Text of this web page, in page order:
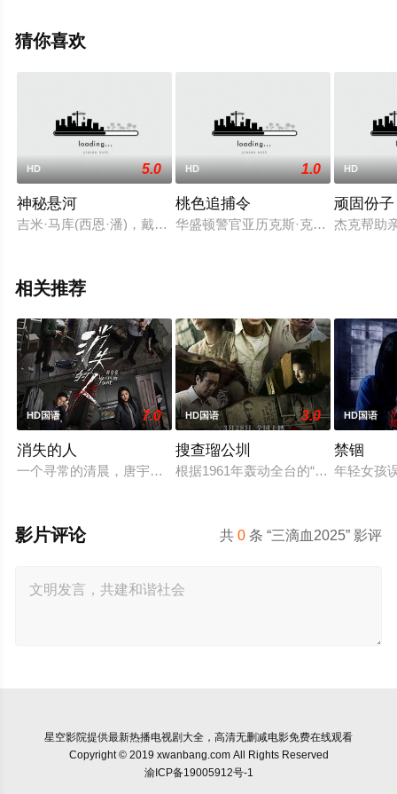
大全就上星空电影网，更多相关信息可移步至豆瓣电影、
猜你喜欢
HD 5.0
神秘悬河
吉米·马库(西恩·潘)，戴夫·博伊尔(蒂姆·罗宾斯)和西恩·德维(
HD 1.0
桃色追捕令
华盛顿警官亚历克斯·克洛斯（摩根·
HD
顽固份子
杰克帮助
相关推荐
HD国语 7.0
消失的人
一个寻常的清晨，唐宇（郑恺 饰）的儿子在楼梯间凭空消失；
HD国语 3.0
搜查瑠公圳
根据1961年轰动全台的“瑠公圳分尸
HD国语
禁锢
年轻女孩
共0 条 “三滴血2025” 影评
影片评论
星空影院提供最新热播电视剧大全，高清无删减电影免费在线观看
Copyright © 2019 xwanbang.com All Rights Reserved
渝ICP备19005912号-1